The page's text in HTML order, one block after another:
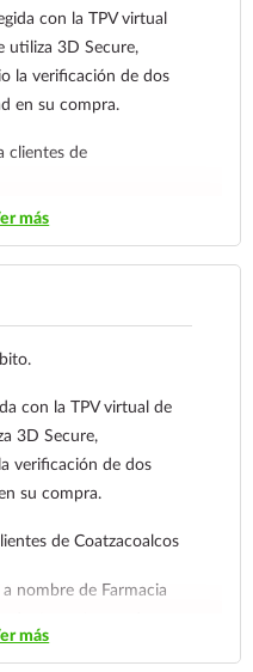
con la TPV virtual
utiliza 3D Secure,
la verificación de dos
en su compra.
clientes de
a nombre de Farmacia
al siguiente correo
más
con la TPV virtual de
3D Secure,
verificación de dos
su compra.
de Coatzacoalcos
nombre de Farmacia
más